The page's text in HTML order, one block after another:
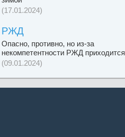
(17.01.2024)
РЖД
Опасно, противно, но из-за
некомпетентности РЖД приходится
(09.01.2024)